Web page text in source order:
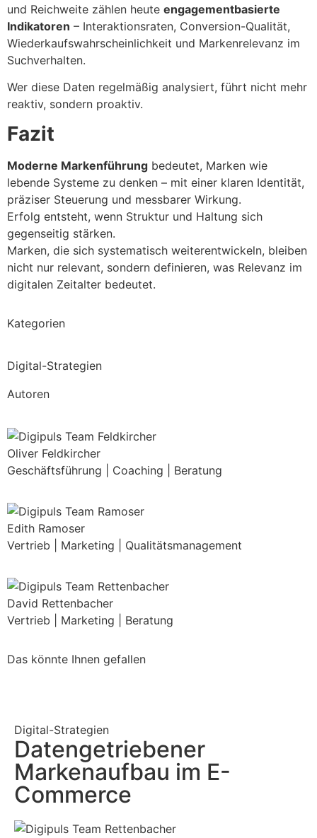
und Reichweite zählen heute engagementbasierte
Indikatoren – Interaktionsraten, Conversion-Qualität,
Wiederkaufswahrscheinlichkeit und Markenrelevanz im
Suchverhalten.
Wer diese Daten regelmäßig analysiert, führt nicht mehr
reaktiv, sondern proaktiv.
Fazit
Moderne Markenführung bedeutet, Marken wie
lebende Systeme zu denken – mit einer klaren Identität,
präziser Steuerung und messbarer Wirkung.
Erfolg entsteht, wenn Struktur und Haltung sich
gegenseitig stärken.
Marken, die sich systematisch weiterentwickeln, bleiben
nicht nur relevant, sondern definieren, was Relevanz im
digitalen Zeitalter bedeutet.
Kategorien
Digital-Strategien
Autoren
Oliver Feldkircher
Geschäftsführung | Coaching | Beratung
Edith Ramoser
Vertrieb | Marketing | Qualitätsmanagement
David Rettenbacher
Vertrieb | Marketing | Beratung
Das könnte Ihnen gefallen
Digital-Strategien
Datengetriebener
Markenaufbau im E-
Commerce